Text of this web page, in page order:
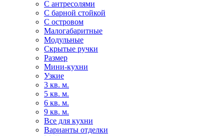
С антресолями
С барной стойкой
С островом
Малогабаритные
Модульные
Скрытые ручки
Размер
Мини-кухни
Узкие
3 кв. м.
5 кв. м.
6 кв. м.
9 кв. м.
Все для кухни
Варианты отделки